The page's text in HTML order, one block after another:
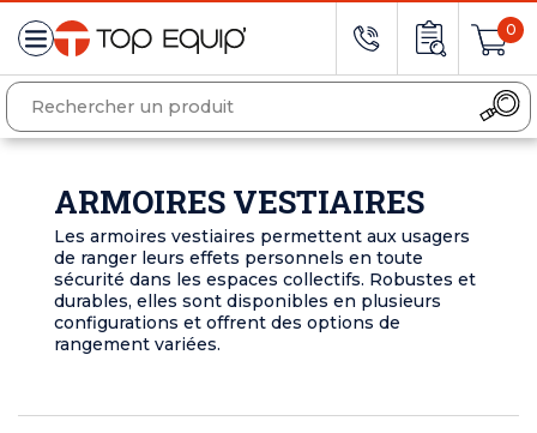
0
ARMOIRES VESTIAIRES
Les armoires vestiaires permettent aux usagers
de ranger leurs effets personnels en toute
sécurité dans les espaces collectifs. Robustes et
durables, elles sont disponibles en plusieurs
configurations et offrent des options de
rangement variées.